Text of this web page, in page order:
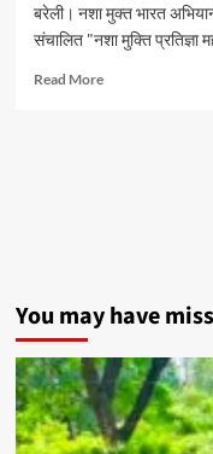
मिलेगा
मौका
बरेली। नशा मुक्त भारत
संचालित "नशा मुक्ति
Read MoreRead
ली
से
दूर
रहने
की
You may have